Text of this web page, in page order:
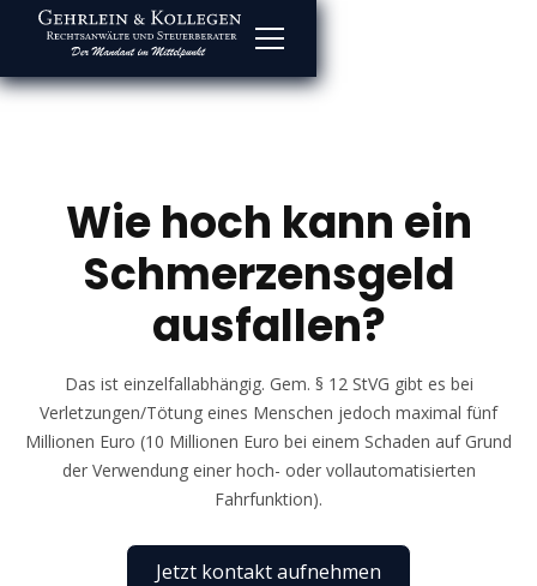
Wie hoch kann ein
Schmerzensgeld
ausfallen?
Das ist einzelfallabhängig. Gem. § 12 StVG gibt es bei
Verletzungen/Tötung eines Menschen jedoch maximal fünf
Millionen Euro (10 Millionen Euro bei einem Schaden auf Grund
der Verwendung einer hoch- oder vollautomatisierten
Fahrfunktion).
Jetzt kontakt aufnehmen